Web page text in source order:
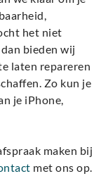
het niet
bieden wij
laten repareren
Zo kun je
je iPhone,
maken bij
met ons op.